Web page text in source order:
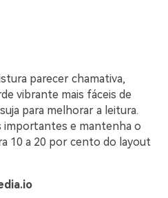
parecer chamativa,
vibrante mais fáceis de
para melhorar a leitura.
importantes e mantenha o
10 a 20 por cento do layout